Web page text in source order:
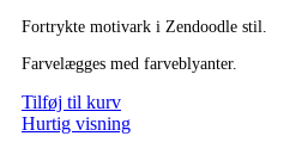
pris
Fortrykte motivark i Zendoodle stil.
Farvelægges med farveblyanter.
Tilføj til kurv
Hurtig visning